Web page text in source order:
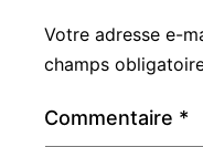
Votre adresse e-
champs
Commentaire *